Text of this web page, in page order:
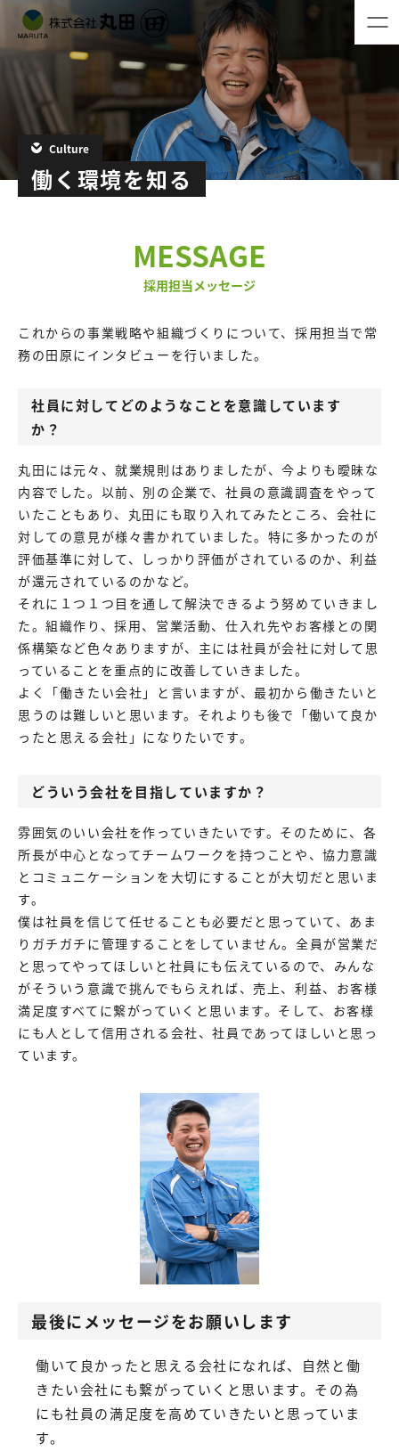
Culture
働く環境を知る
MESSAGE
採用担当メッセージ
これからの事業戦略や組織づくりについて、採用担当で常
務の田原にインタビューを行いました。
社員に対してどのようなことを意識しています
か？
丸田には元々、就業規則はありましたが、今よりも曖昧な
内容でした。以前、別の企業で、社員の意識調査をやって
いたこともあり、丸田にも取り入れてみたところ、会社に
対しての意見が様々書かれていました。特に多かったのが
評価基準に対して、しっかり評価がされているのか、利益
が還元されているのかなど。
それに１つ１つ目を通して解決できるよう努めていきまし
た。組織作り、採用、営業活動、仕入れ先やお客様との関
係構築など色々ありますが、主には社員が会社に対して思
っていることを重点的に改善していきました。
よく「働きたい会社」と言いますが、最初から働きたいと
思うのは難しいと思います。それよりも後で「働いて良か
ったと思える会社」になりたいです。
どういう会社を目指していますか？
雰囲気のいい会社を作っていきたいです。そのために、各
所長が中心となってチームワークを持つことや、協力意識
とコミュニケーションを大切にすることが大切だと思いま
す。
僕は社員を信じて任せることも必要だと思っていて、あま
りガチガチに管理することをしていません。全員が営業だ
と思ってやってほしいと社員にも伝えているので、みんな
がそういう意識で挑んでもらえれば、売上、利益、お客様
満足度すべてに繋がっていくと思います。そして、お客様
にも人として信用される会社、社員であってほしいと思っ
ています。
最後にメッセージをお願いします
働いて良かったと思える会社になれば、自然と働
きたい会社にも繋がっていくと思います。その為
にも社員の満足度を高めていきたいと思っていま
す。